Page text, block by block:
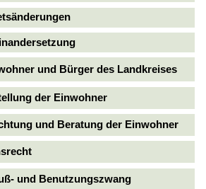
und Bürger des Landkreises
der Einwohner
und Beratung der Einwohner
und Benutzungszwang